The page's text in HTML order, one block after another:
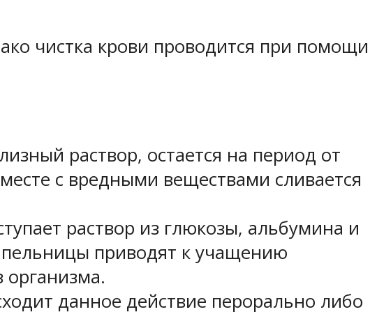
чистка крови проводится при помощи
раствор, остается на период от
с вредными веществами сливается
раствор из глюкозы, альбумина и
приводят к учащению
организма.
данное действие перорально либо